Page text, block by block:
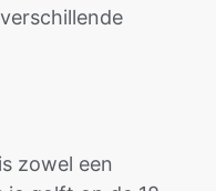
zowel een